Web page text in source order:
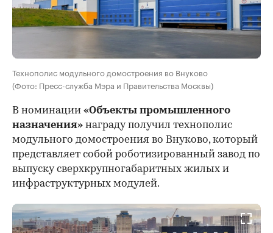
Технополис модульного домостроения во Внуково
(Фото: Пресс-служба Мэра и Правительства Москвы)
В номинации «Объекты промышленного
назначения» награду получил технополис
модульного домостроения во Внуково, который
представляет собой роботизированный завод по
выпуску сверхкрупногабаритных жилых и
инфраструктурных модулей.